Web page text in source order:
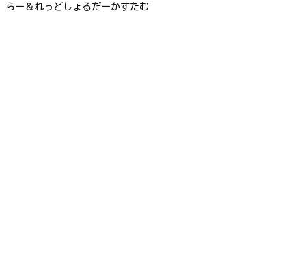
らー＆れっどしょるだーかすたむ